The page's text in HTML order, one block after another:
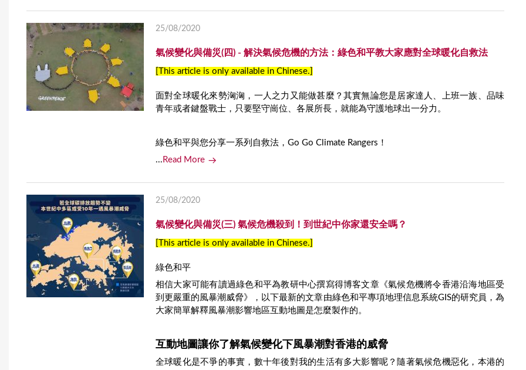
25/08/2020
氣候變化與備災(四) - 解決氣候危機的方法：綠色和平教大家應對全球暖化自救法
[This article is only available in Chinese.]
面對全球暖化來勢洶洶，一人之力又能做甚麼？其實無論您是居家達人、上班一族、品味
青年或者鍵盤戰士，只要堅守崗位、各展所長，就能為守護地球出一分力。
綠色和平與您分享一系列自救法，Go Go Climate Rangers！
... Read More
25/08/2020
氣候變化與備災(三) 氣候危機殺到！到世紀中你家還安全嗎？
[This article is only available in Chinese.]
綠色和平
相信大家可能有讀過綠色和平為教研中心撰寫得博客文章《氣候危機將令香港沿海地區受
到更嚴重的風暴潮威脅》，以下最新的文章由綠色和平專項地理信息系統GIS的研究員，為
大家簡單解釋風暴潮影響地區互動地圖是怎麼製作的。
互動地圖讓你了解氣候變化下風暴潮對香港的威脅
全球暖化是不爭的事實，數十年後對我的生活有多大影響呢？隨著氣候危機惡化，本港的